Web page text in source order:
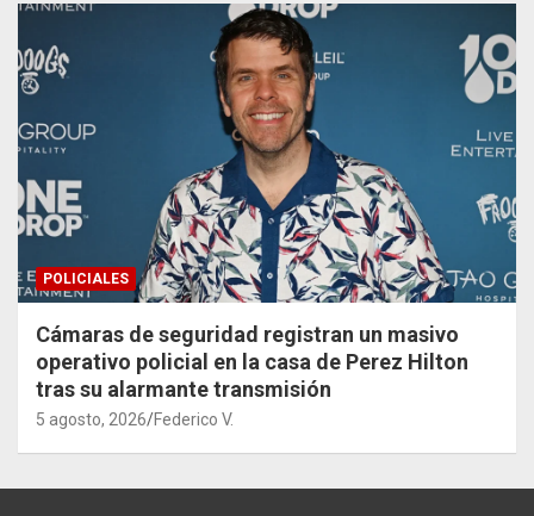
POLICIALES
Cámaras de seguridad registran un masivo
operativo policial en la casa de Perez Hilton
tras su alarmante transmisión
5 agosto, 2026 Federico V.